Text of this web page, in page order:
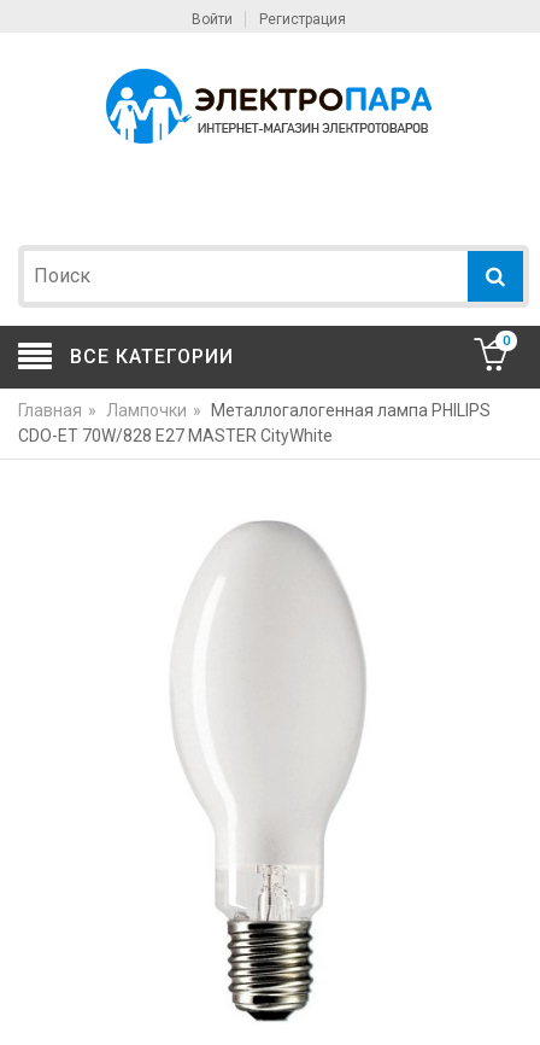
Войти Регистрация
ВСЕ КАТЕГОРИИ
0
Главная » Лампочки »
Металлогалогенная лампа PHILIPS
CDO-ET 70W/828 E27 MASTER CityWhite